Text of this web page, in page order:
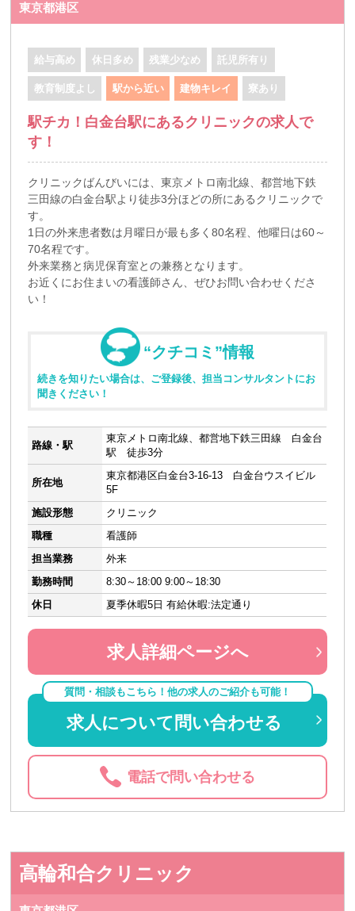
東京都港区
給与高め 休日多め 残業少なめ 託児所有り
教育制度よし 駅から近い 建物キレイ 寮あり
駅チカ！白金台駅にあるクリニックの求人で
す！
クリニックばんびいには、東京メトロ南北線、都営地下鉄
三田線の白金台駅より徒歩3分ほどの所にあるクリニックで
す。
1日の外来患者数は月曜日が最も多く80名程、他曜日は60～
70名程です。
外来業務と病児保育室との兼務となります。
お近くにお住まいの看護師さん、ぜひお問い合わせくださ
い！
“クチコミ”情報
続きを知りたい場合は、ご登録後、担当コンサルタントにお
聞きください！
路線・駅
東京メトロ南北線、都営地下鉄三田線 白金台
駅 徒歩3分
所在地
東京都港区白金台3-16-13 白金台ウスイビル
5F
施設形態
クリニック
職種
看護師
担当業務
外来
勤務時間
8:30～18:00 9:00～18:30
休日
夏季休暇5日 有給休暇:法定通り
求人詳細ページへ
質問・相談もこちら！他の求人のご紹介も可能！
求人について問い合わせる
電話で問い合わせる
高輪和合クリニック